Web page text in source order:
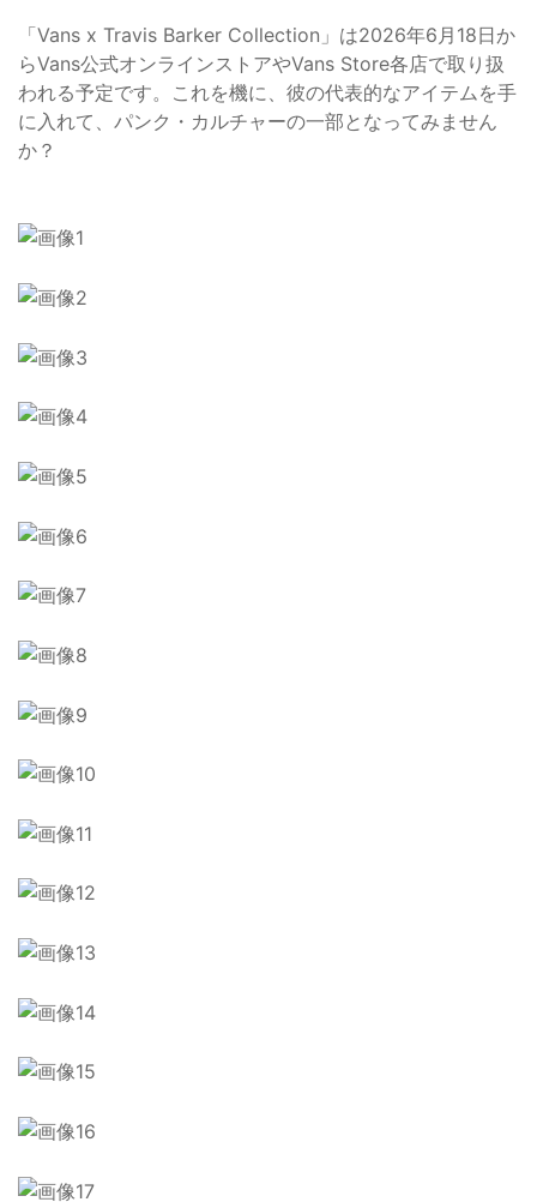
「Vans x Travis Barker Collection」は2026年6月18日か
らVans公式オンラインストアやVans Store各店で取り扱
われる予定です。これを機に、彼の代表的なアイテムを手
に入れて、パンク・カルチャーの一部となってみません
か？